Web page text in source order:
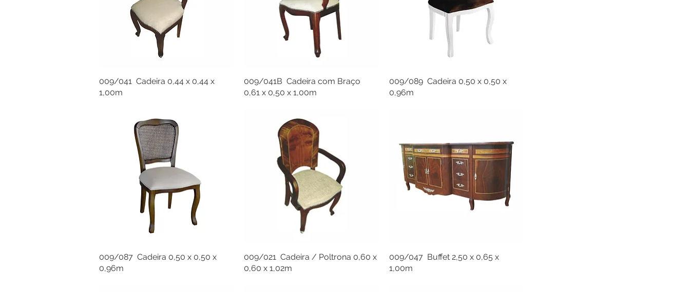
009/041 Cadeira 0,44 x 0,44 x
1,00m
009/041B Cadeira com Braço
0,61 x 0,50 x 1,00m
009/089 Cadeira 0,50 x 0,50 x
0,96m
009/087 Cadeira 0,50 x 0,50 x
0,96m
009/021 Cadeira / Poltrona 0,60 x
0,60 x 1,02m
009/047 Buffet 2,50 x 0,65 x
1,00m